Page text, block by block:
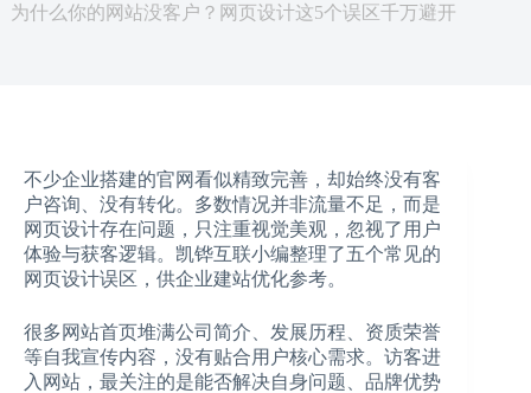
为什么你的网站没客户？网页设计这5个误区千万避开
不少企业搭建的官网看似精致完善，却始终没有客
户咨询、没有转化。多数情况并非流量不足，而是
网页设计存在问题，只注重视觉美观，忽视了用户
体验与获客逻辑。凯铧互联小编整理了五个常见的
网页设计误区，供企业建站优化参考。
很多网站首页堆满公司简介、发展历程、资质荣誉
等自我宣传内容，没有贴合用户核心需求。访客进
入网站，最关注的是能否解决自身问题、品牌优势